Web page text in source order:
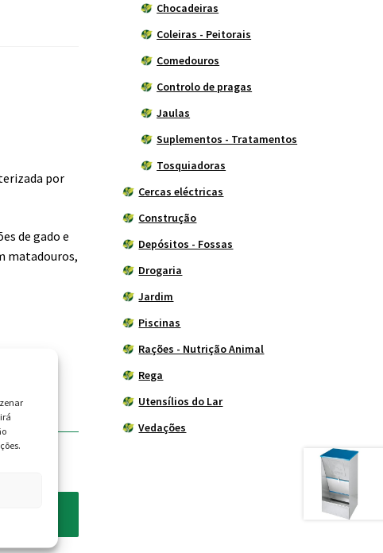
por
de gado e
matadouros,
Chocadeiras
Coleiras - Peitorais
Comedouros
Controlo de pragas
Jaulas
Suplementos - Tratamentos
Tosquiadoras
Cercas eléctricas
Construção
Depósitos - Fossas
Drogaria
Jardim
Piscinas
Rações - Nutrição Animal
Rega
Utensílios do Lar
Vedações